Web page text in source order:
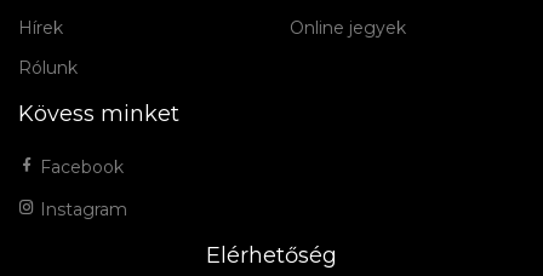
Hírek
Rólunk
Online jegyek
Kövess minket
Facebook
Instagram
Elérhetőség